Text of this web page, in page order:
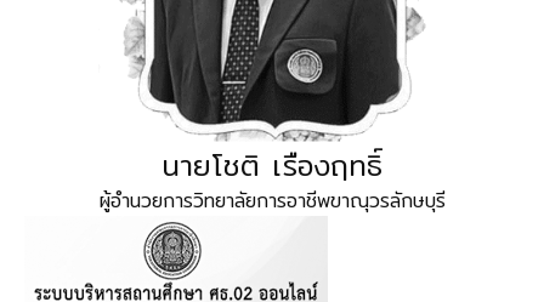
นายโชติ เรืองฤทธิ์
ผู้อำนวยการวิทยาลัยการอาชีพขาณุวรลักษบุรี